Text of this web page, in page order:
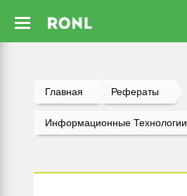
Главная Рефераты
Информационные Технологии